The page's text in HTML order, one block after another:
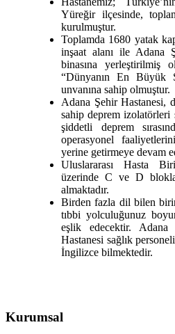
Yüreğir ilçesinde,
kurulmuştur.
Toplamda 1680 yatak
inşaat alanı ile Adana
binasına yerleştirilmiş
“Dünyanın En Büyük
unvanına sahip olmuştur.
Adana Şehir Hastanesi,
sahip deprem izolatörleri
şiddetli deprem
operasyonel
yerine getirmeye devam
Uluslararası Hasta
üzerinde C ve D
almaktadır.
Birden fazla dil bilen
tıbbi yolculuğunuz
eşlik edecektir.
Hastanesi sağlık
İngilizce bilmektedir.
Kurumsal